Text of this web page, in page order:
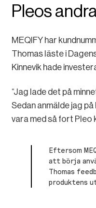
Pleos
MEQIFY har
Thomas läste i
Kinnevik hade
“Jag lade det på
Sedan anmälde jag
vara med så fort Pleo
Eftersom
att börja
Thomas
produktens